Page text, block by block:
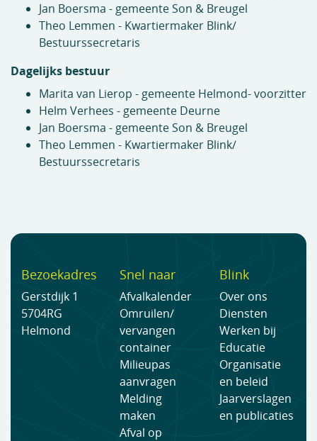
Jan Boersma - gemeente Son & Breugel
Theo Lemmen - Kwartiermaker Blink/
Bestuurssecretaris
Dagelijks bestuur
Marita van Lierop - gemeente Helmond- voorzitter
Helm Verhees - gemeente Deurne
Jan Boersma - gemeente Son & Breugel
Theo Lemmen - Kwartiermaker Blink/
Bestuurssecretaris
Bezoekadres
Gerstdijk 1
5704RG
Helmond
Snel naar
Afvalkalender
Omruilen/
vervangen
container
Milieupas
aanvragen
Melding
maken
Afval op
Blink
Over ons
Diensten
Werken bij
Educatie
Organisatie
en beleid
Jaarverslagen
en publicaties